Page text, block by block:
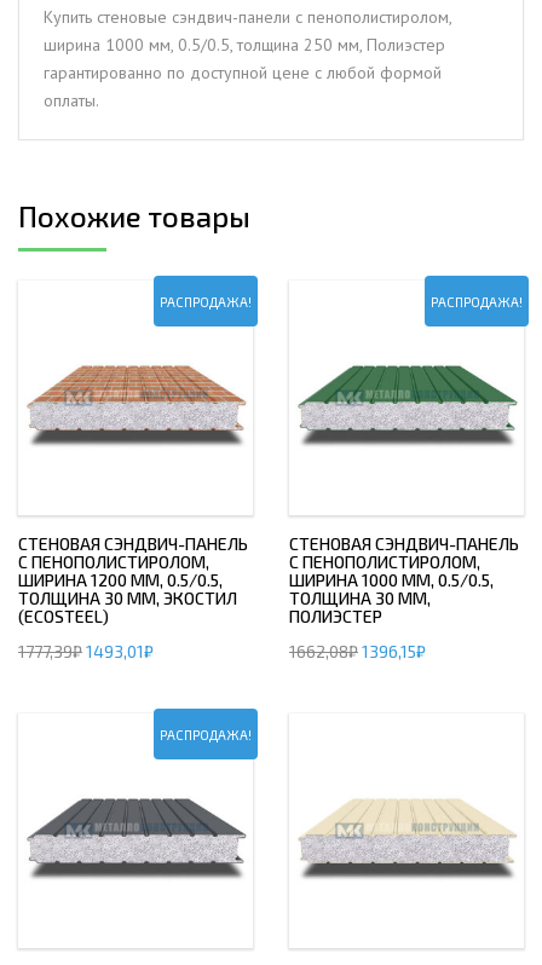
0.5/0.5,
толщина
250
Полиэстер
Купить стеновые сэндвич-панели с пенополистиролом,
ширина 1000 мм, 0.5/0.5, толщина 250 мм, Полиэстер
гарантированно по доступной цене с любой формой
оплаты.
Похожие товары
РАСПРОДАЖА!
СТЕНОВАЯ СЭНДВИЧ-ПАНЕЛЬ
С ПЕНОПОЛИСТИРОЛОМ,
ШИРИНА 1200 ММ, 0.5/0.5,
ТОЛЩИНА 30 ММ, ЭКОСТИЛ
(ECOSTEEL)
1777,39₽1493,01₽
РАСПРОДАЖА!
СТЕНОВАЯ СЭНДВИЧ-ПАНЕЛЬ
С ПЕНОПОЛИСТИРОЛОМ,
ШИРИНА 1000 ММ, 0.5/0.5,
ТОЛЩИНА 30 ММ,
ПОЛИЭСТЕР
1662,08₽1396,15₽
РАСПРОДАЖА!